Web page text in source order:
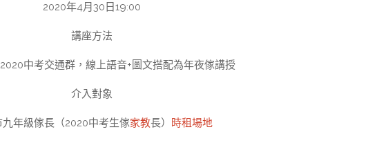
2020年4月30日19:00
講座方法
中考交通群，線上語音+圖文搭配為年夜傢講授
介入對象
九年級傢長（2020中考生傢家教長） 時租場地